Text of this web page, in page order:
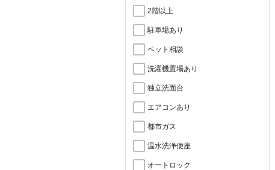
2階以上
駐車場あり
ペット相談
洗濯機置場あり
独立洗面台
エアコンあり
都市ガス
温水洗浄便座
オートロック